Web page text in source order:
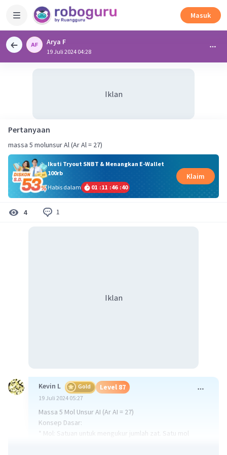
Masuk
Arya F
19 Juli 2024 04:28
Iklan
Pertanyaan
massa 5 molunsur Al (Ar Al = 27)
Ikuti Tryout SNBT & Menangkan E-Wallet
100rb
Habis dalam
01 :11 :46 :40
Klaim
4 1
Iklan
Kevin L Gold Level 87
19 Juli 2024 05:27
Massa 5 Mol Unsur AI (Ar AI = 27)
Konsep Dasar:
* Mol: Satuan untuk mengukur jumlah zat. Satu mol